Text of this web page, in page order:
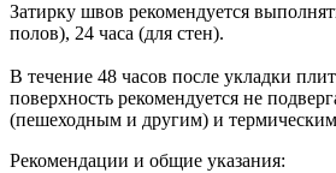
Затирку швов рекомендуется
полов), 24 часа (для стен).
В течение 48 часов после укладки
поверхность рекомендуется не
(пешеходным и другим) и термическим
Рекомендации и общие указания: